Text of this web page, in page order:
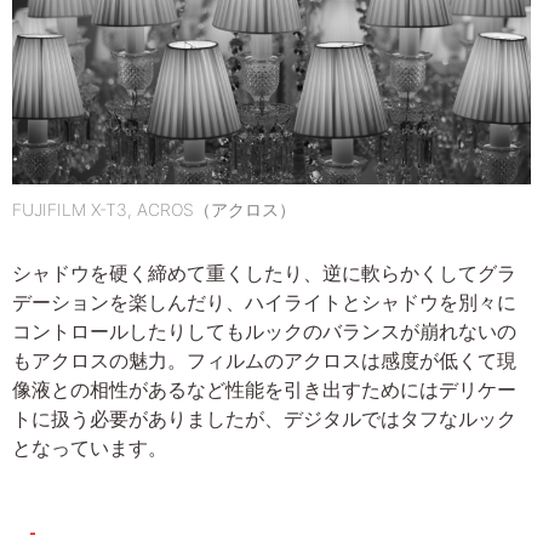
FUJIFILM X-T3, ACROS（アクロス）
シャドウを硬く締めて重くしたり、逆に軟らかくしてグラ
デーションを楽しんだり、ハイライトとシャドウを別々に
コントロールしたりしてもルックのバランスが崩れないの
もアクロスの魅力。フィルムのアクロスは感度が低くて現
像液との相性があるなど性能を引き出すためにはデリケー
トに扱う必要がありましたが、デジタルではタフなルック
となっています。